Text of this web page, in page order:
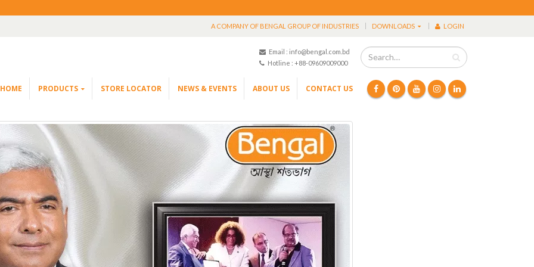
A COMPANY OF BENGAL GROUP OF INDUSTRIES DOWNLOADS LOGIN
Email : info@bengal.com.bd
Hotline : +88-09609009000
HOME PRODUCTS STORE LOCATOR NEWS & EVENTS ABOUT US CONTACT US